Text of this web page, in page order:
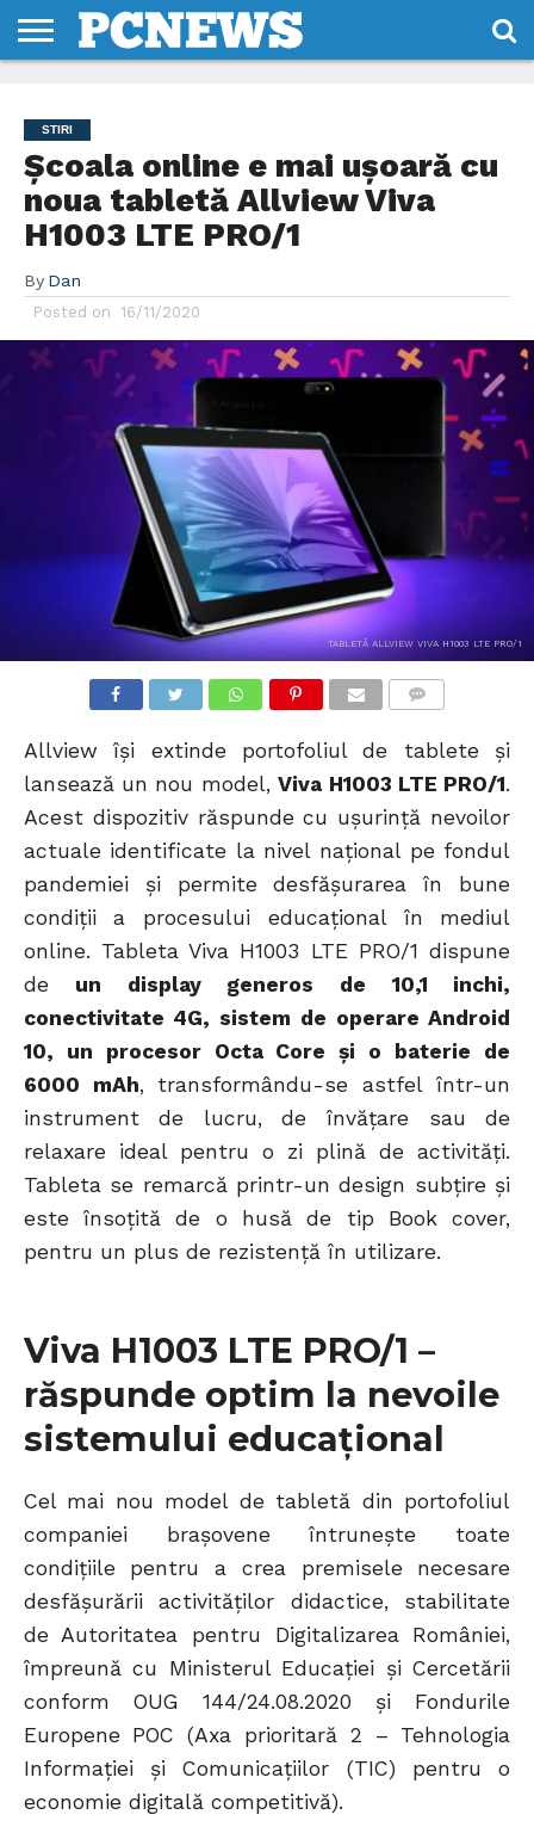
NOI
SI
CONDITII
STIRI
Școala online e mai ușoară cu
noua tabletă Allview Viva
H1003 LTE PRO/1
By Dan
Posted on 16/11/2020
TABLETĂ ALLVIEW VIVA H1003 LTE PRO/1
Allview își extinde portofoliul de tablete și
lansează un nou model,Viva H1003 LTE PRO/1.
Acest dispozitiv răspunde cu ușurință nevoilor
actuale identificate la nivel național pe fondul
pandemiei și permite desfășurarea în bune
condiții a procesului educațional în mediul
online. Tableta Viva H1003 LTE PRO/1 dispune
de un display generos de 10,1 inchi,
conectivitate 4G, sistem de operare Android
10, un procesor Octa Core și o baterie de
6000 mAh, transformându-se astfel într-un
instrument de lucru, de învățare sau de
relaxare ideal pentru o zi plină de activități.
Tableta se remarcă printr-un design subțire și
este însoțită de o husă de tip Book cover,
pentru un plus de rezistență în utilizare.
Viva H1003 LTE PRO/1 –
răspunde optim la nevoile
sistemului educațional
Cel mai nou model de tabletă din portofoliul
companiei brașovene întrunește toate
condițiile pentru a crea premisele necesare
desfășurării activităților didactice, stabilitate
de Autoritatea pentru Digitalizarea României,
împreună cu Ministerul Educației și Cercetării
conform OUG 144/24.08.2020 și Fondurile
Europene POC (Axa prioritară 2 – Tehnologia
Informaţiei şi Comunicaţiilor (TIC) pentru o
economie digitală competitivă).